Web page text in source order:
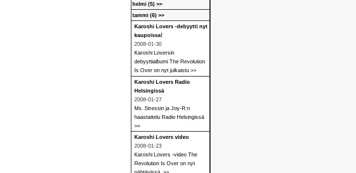
helmi (5) >>
tammi (6) >>
Karoshi Lovers -debyytti nyt
kaupoissa!
2008-01-30
Karoshi Loversin
debyyttialbumi The Revolution
Is Over on nyt julkaistu >>
Karoshi Lovers Radio
Helsingissä
2008-01-27
Ms. Stressin ja Joy-R:n
haastattelu Radio Helsingissä
>>
Karoshi Lovers video
2008-01-23
Karoshi Lovers -video The
Revolution Is Over on nyt